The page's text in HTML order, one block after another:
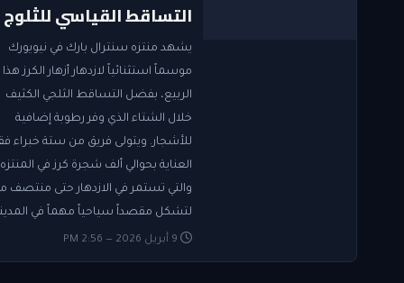
التساقط القياسي للثلوج
يشهد منتزه سنترال بارك في نيويورك
موسماً استثنائياً لازدهار أزهار الكرز هذا
الربيع، بفضل التساقط الثلجي الكثيف
خلال الشتاء الذي وفر رطوبة إضافية
للأشجار. ويتولى فريق من ستة خبراء
العناية بحوالي ألف شجرة كرز في
والتي تستمر في الازدهار حتى منتصف
لتشكل مقصداً سياحياً مهماً في